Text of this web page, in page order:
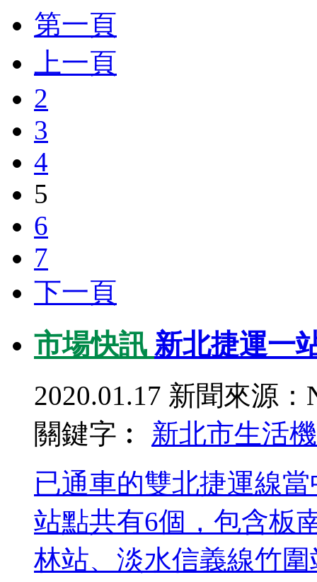
第一頁
上一頁
2
3
4
5
6
7
下一頁
市場快訊 新北捷運一
2020.01.17 新聞來源：
關鍵字︰ 新北市生活
已通車的雙北捷運線
站點共有6個，包含板
林站、淡水信義線竹